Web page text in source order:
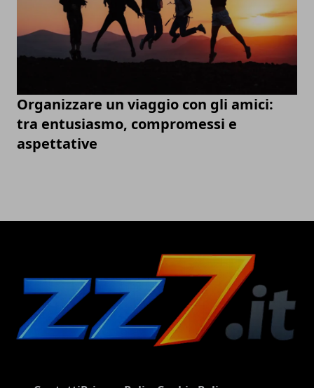
Organizzare un viaggio con gli amici:
tra entusiasmo, compromessi e
aspettative